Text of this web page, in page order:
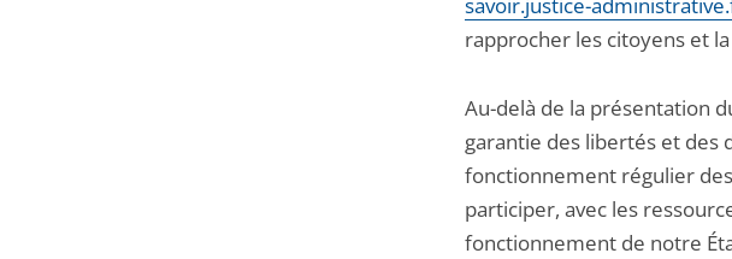
savoir.justice-
rapprocher les citoyens et
Au-delà de la présentation
garantie des libertés et
fonctionnement régulier des
participer, avec les
fonctionnement de notre